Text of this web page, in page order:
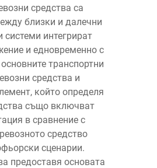
средства са
близки и далечни
системи интегрират
и едновременно с
транспортни
средства и
който определя
също включват
в сравнение с
средство
сценарии.
предоставя основата